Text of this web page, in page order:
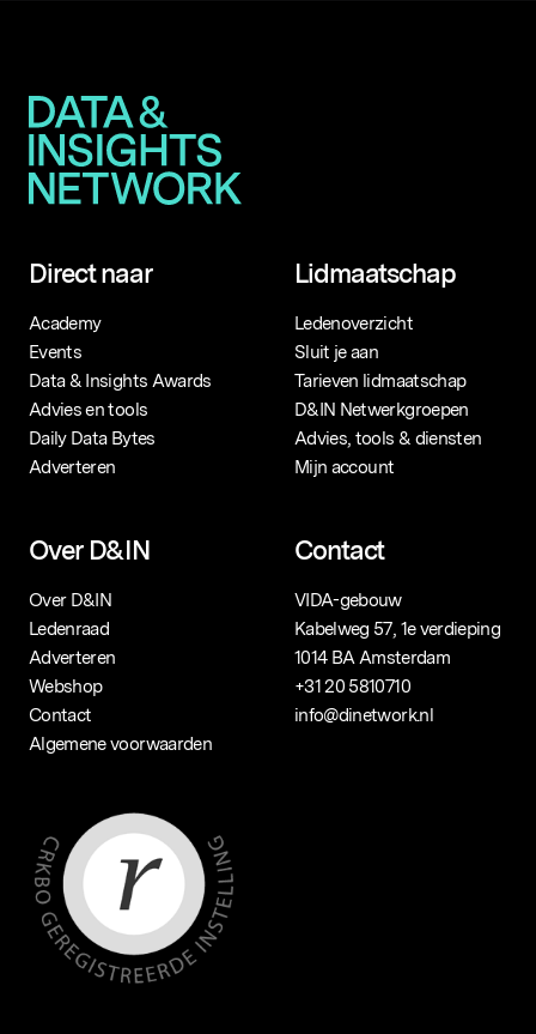
Direct naar
Academy
Events
Data & Insights Awards
Advies en tools
Daily Data Bytes
Adverteren
Lidmaatschap
Ledenoverzicht
Sluit je aan
Tarieven lidmaatschap
D&IN Netwerkgroepen
Advies, tools & diensten
Mijn account
Over D&IN
Over D&IN
Ledenraad
Adverteren
Webshop
Contact
Algemene voorwaarden
Contact
VIDA-gebouw
Kabelweg 57, 1e verdieping
1014 BA Amsterdam
+31 20 5810710
info@dinetwork.nl